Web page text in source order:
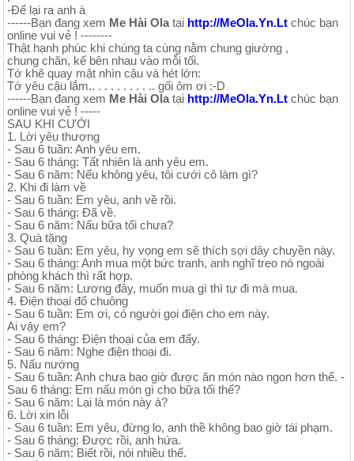
-Để lại ra anh à
------Bạn đang xem Me Hài Ola tại http://MeOla.Yn.Lt chúc bạn
online vui vẻ ! --------
Thật hạnh phúc khi chúng ta cùng nằm chung giường ,
chung chăn, kế bên nhau vào mỗi tối.
Tớ khẽ quay mặt nhìn cậu và hét lớn:
Tớ yêu cậu lắm.. . . . . . . . . .. gối ôm ơi :-D
------Bạn đang xem Me Hài Ola tại http://MeOla.Yn.Lt chúc bạn
online vui vẻ ! -----
SAU KHI CƯỚI
1. Lời yêu thương
- Sau 6 tuần: Anh yêu em.
- Sau 6 tháng: Tất nhiên là anh yêu em.
- Sau 6 năm: Nếu không yêu, tôi cưới cô làm gì?
2. Khi đi làm về
- Sau 6 tuần: Em yêu, anh về rồi.
- Sau 6 tháng: Đã về.
- Sau 6 năm: Nấu bữa tối chưa?
3. Quà tặng
- Sau 6 tuần: Em yêu, hy vọng em sẽ thích sợi dây chuyền này.
- Sau 6 tháng: Anh mua một bức tranh, anh nghĩ treo nó ngoài
phòng khách thì rất hợp.
- Sau 6 năm: Lương đây, muốn mua gì thì tự đi mà mua.
4. Điện thoại đổ chuông
- Sau 6 tuần: Em ơi, có người gọi điện cho em này.
Ai vậy em?
- Sau 6 tháng: Điện thoại của em đấy.
- Sau 6 năm: Nghe điện thoại đi.
5. Nấu nướng
- Sau 6 tuần: Anh chưa bao giờ được ăn món nào ngon hơn thế. -
Sau 6 tháng: Em nấu món gì cho bữa tối thế?
- Sau 6 năm: Lại là món này à?
6. Lời xin lỗi
- Sau 6 tuần: Em yêu, đừng lo, anh thề không bao giờ tái phạm.
- Sau 6 tháng: Được rồi, anh hứa.
- Sau 6 năm: Biết rồi, nói nhiều thế.